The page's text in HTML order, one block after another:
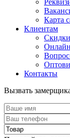
Карта
Клиентам
Контакты
Вызвать